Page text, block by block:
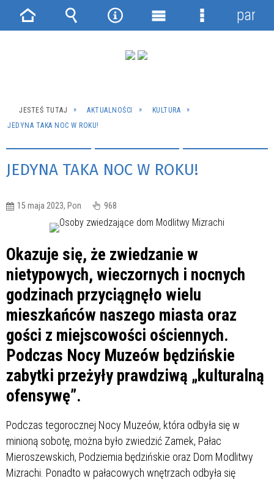
JESTEŚ TUTAJ AKTUALNOŚCI
KULTURA
JEDYNA TAKA NOC W ROKU!
JEDYNA TAKA NOC W ROKU!
15 maja 2023, Pon 968
Okazuje się, że zwiedzanie w
nietypowych, wieczornych i nocnych
godzinach przyciągnęło wielu
mieszkańców naszego miasta oraz
gości z miejscowości ościennych.
Podczas Nocy Muzeów będzińskie
zabytki przeżyły prawdziwą „kulturalną
ofensywę”.
Podczas tegorocznej Nocy Muzeów, która odbyła się w
minioną sobotę, można było zwiedzić Zamek, Pałac
Mieroszewskich, Podziemia będzińskie oraz Dom Modlitwy
Mizrachi. Ponadto w pałacowych wnętrzach odbyła się
Strona Wyszukiwarka
NarzędziaMenu
Menu
panel